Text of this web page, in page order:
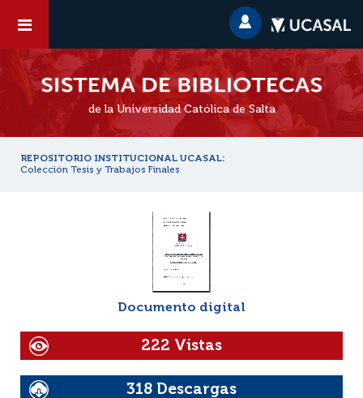
de la Universidad Católica de Salta
REPOSITORIO INSTITUCIONAL UCASAL:
Colección Tesis y Trabajos Finales
Documento digital
222 Vistas
318 Descargas